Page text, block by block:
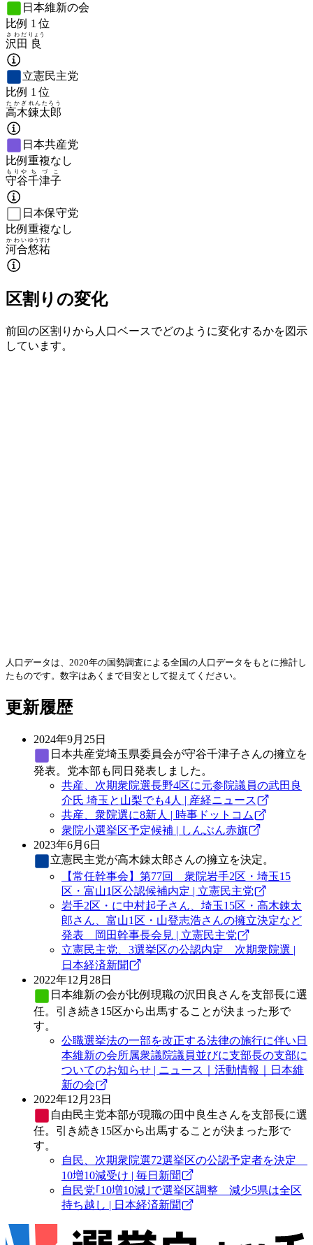
日本維新の会
比例 1 位
沢田
さわだ
良
りょう
立憲民主党
比例 1 位
高木
たかぎ
錬太郎
れんたろう
日本共産党
比例重複なし
守谷
もりや
千津子
ちづこ
日本保守党
比例重複なし
河合
かわい
悠祐
ゆうすけ
区割りの変化
前回の区割りから人口ベースでどのように変化するかを図示
しています。
人口データは、2020年の国勢調査による全国の人口データをもとに推計し
たものです。数字はあくまで目安として捉えてください。
更新履歴
2024年9月25日
日本共産党埼玉県委員会が守谷千津子さんの擁立を
発表。党本部も同日発表しました。
共産、次期衆院選長野4区に元参院議員の武田良
介氏 埼玉と山梨でも4人 | 産経ニュース
共産、衆院選に8新人 | 時事ドットコム
衆院小選挙区予定候補 | しんぶん赤旗
2023年6月6日
立憲民主党が高木錬太郎さんの擁立を決定。
【常任幹事会】第77回 衆院岩手2区・埼玉15
区・富山1区公認候補内定 | 立憲民主党
岩手2区・に中村起子さん、埼玉15区・高木錬太
郎さん、富山1区・山登志浩さんの擁立決定など
発表 岡田幹事長会見 | 立憲民主党
立憲民主党、3選挙区の公認内定 次期衆院選 |
日本経済新聞
2022年12月28日
日本維新の会が比例現職の沢田良さんを支部長に選
任。引き続き15区から出馬することが決まった形で
す。
公職選挙法の一部を改正する法律の施行に伴い日
本維新の会所属衆議院議員並びに支部長の支部に
ついてのお知らせ | ニュース｜活動情報｜日本維
新の会
2022年12月23日
自由民主党本部が現職の田中良生さんを支部長に選
任。引き続き15区から出馬することが決まった形で
す。
自民、次期衆院選72選挙区の公認予定者を決定
10増10減受け | 毎日新聞
自民党｢10増10減｣で選挙区調整 減少5県は全区
持ち越し | 日本経済新聞